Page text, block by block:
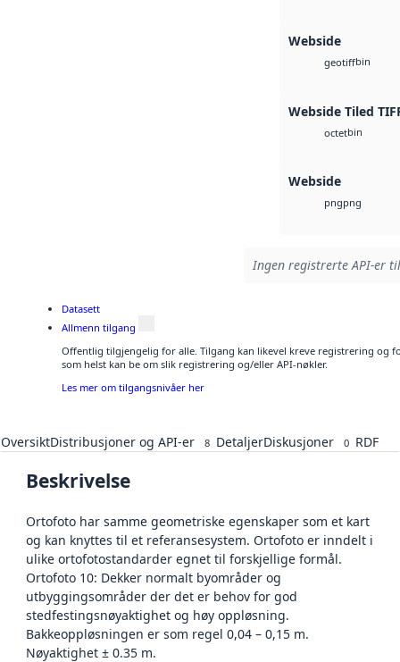
Webside
geotiffbin
Webside Tiled
octetbin
Webside
pngpng
Ingen registrerte API-er
Datasett
Allmenn tilgang
Offentlig tilgjengelig for alle. Tilgang kan likevel kreve registrering og
som helst kan be om slik registrering og/eller API-nøkler.
Les mer om tilgangsnivåer her
OversiktDistribusjoner og API-er 8 DetaljerDiskusjoner 0 RDF
Beskrivelse
Ortofoto har samme geometriske egenskaper som et kart
og kan knyttes til et referansesystem. Ortofoto er inndelt i
ulike ortofotostandarder egnet til forskjellige formål.
Ortofoto 10: Dekker normalt byområder og
utbyggingsområder der det er behov for god
stedfestingsnøyaktighet og høy oppløsning.
Bakkeoppløsningen er som regel 0,04 – 0,15 m.
Nøyaktighet ± 0.35 m.